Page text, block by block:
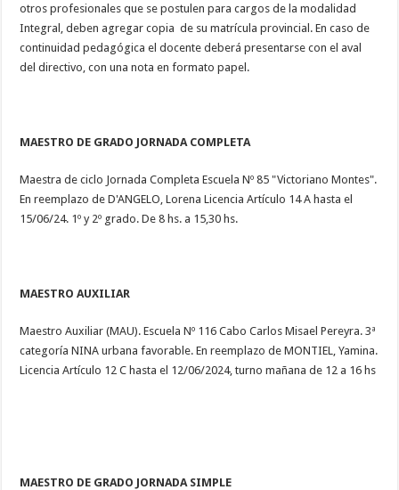
otros profesionales que se postulen para cargos de la modalidad
Integral, deben agregar copia de su matrícula provincial. En caso de
continuidad pedagógica el docente deberá presentarse con el aval
del directivo, con una nota en formato papel.
MAESTRO DE GRADO JORNADA COMPLETA
Maestra de ciclo Jornada Completa Escuela Nº 85 "Victoriano Montes".
En reemplazo de D'ANGELO, Lorena Licencia Artículo 14 A hasta el
15/06/24. 1º y 2º grado. De 8 hs. a 15,30 hs.
MAESTRO AUXILIAR
Maestro Auxiliar (MAU). Escuela Nº 116 Cabo Carlos Misael Pereyra. 3ª
categoría NINA urbana favorable. En reemplazo de MONTIEL, Yamina.
Licencia Artículo 12 C hasta el 12/06/2024, turno mañana de 12 a 16 hs
MAESTRO DE GRADO JORNADA SIMPLE